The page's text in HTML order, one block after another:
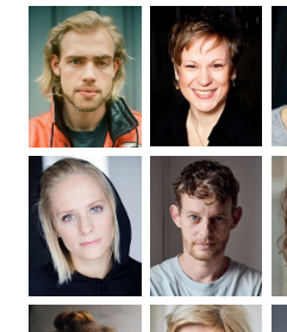
Navigation
überspringen